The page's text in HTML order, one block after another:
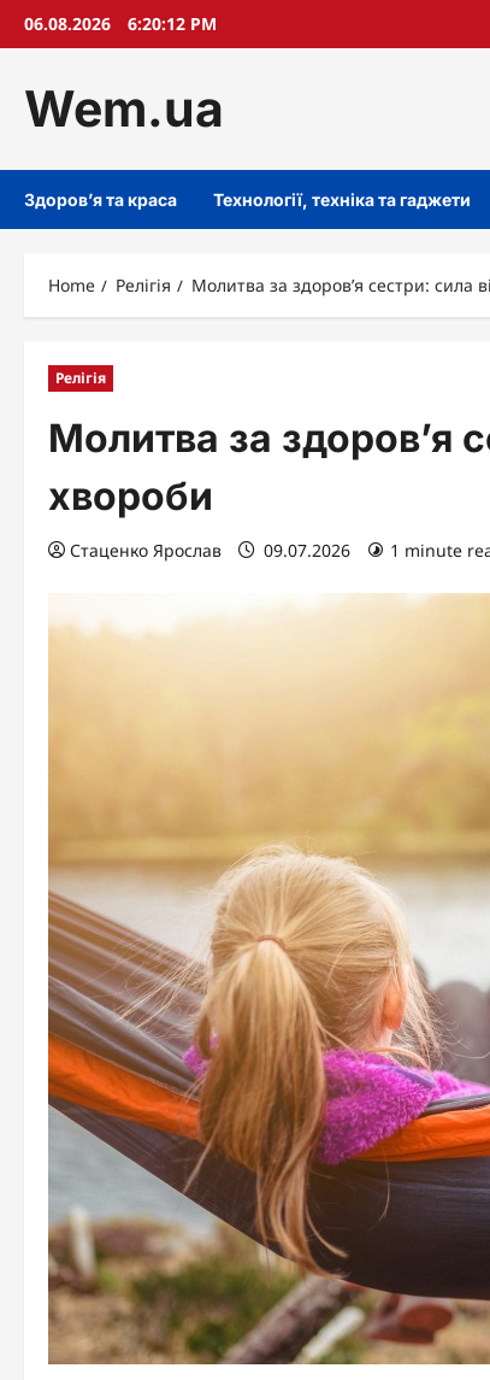
Skip06.08.2026 6:20:14 PM
Wem.ua
Здоров’я та краса Технології, техніка та гаджети
Home Релігія Молитва за здоров’я сестри: сила
Релігія
Молитва за здоров’я
хвороби
Стаценко Ярослав 09.07.2026 1 minute